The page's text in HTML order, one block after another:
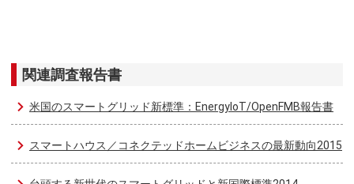
関連調査報告書
米国のスマートグリッド新標準：EnergyIoT/OpenFMB報告書
スマートハウス／コネクテッドホームビジネスの最新動向2015